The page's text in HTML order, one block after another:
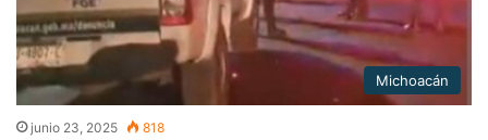
Michoacán
junio 23, 2025 818